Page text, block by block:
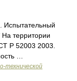
Испытательный
территории
Р 52003 2003.
…
технической